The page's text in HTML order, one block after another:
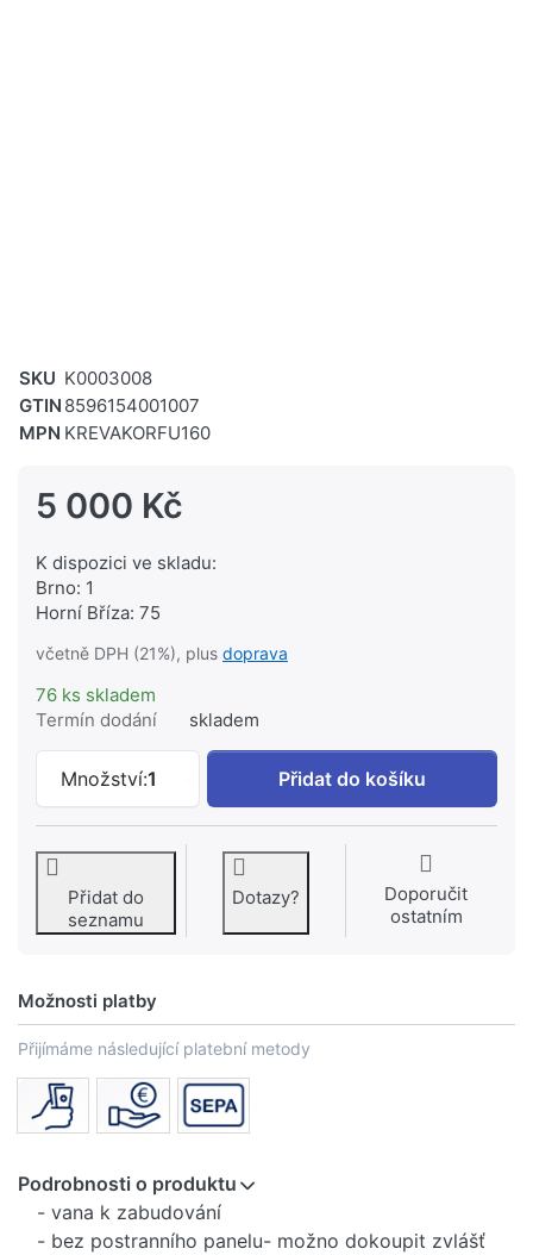
SKU K0003008
GTIN 8596154001007
MPN KREVAKORFU160
5 000 Kč
K dispozici ve skladu:
Brno: 1
Horní Bříza: 75
včetně DPH (21%), plus doprava
76 ks skladem
Termín dodání
skladem
Množství:1
KREINER KORFU vana 160x70cm
Přidat do košíku
Přidat do
seznamu
Dotazy?
Doporučit
ostatním
Možnosti platby
Přijímáme následující platební metody
Podrobnosti o produktu
- vana k zabudování
- bez postranního panelu- možno dokoupit zvlášť